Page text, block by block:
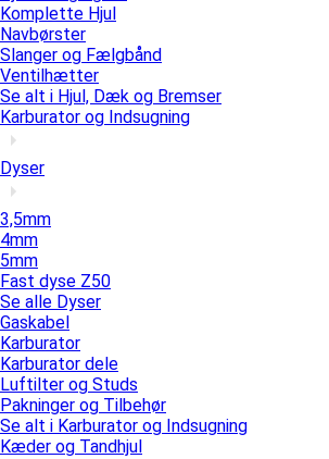
Komplette Hjul
Navbørster
Slanger og Fælgbånd
Ventilhætter
Se alt i Hjul, Dæk og Bremser
Karburator og Indsugning
Dyser
3,5mm
4mm
5mm
Fast dyse Z50
Se alle Dyser
Gaskabel
Karburator
Karburator dele
Luftilter og Studs
Pakninger og Tilbehør
Se alt i Karburator og Indsugning
Kæder og Tandhjul